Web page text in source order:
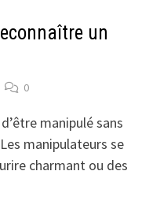
un
0
manipulé sans
manipulateurs se
charmant ou des